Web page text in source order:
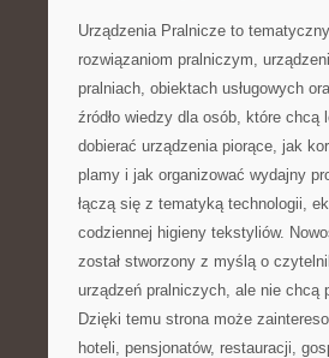
Urządzenia Pralnicze to
rozwiązaniom pralniczym,
pralniach, obiektach usługowych
źródło wiedzy dla osób, które
dobierać urządzenia piorące, jak
plamy i jak organizować wydajny
łączą się z tematyką technologii,
codziennej higieny tekstyliów.
został stworzony z myślą o
urządzeń pralniczych, ale nie chcą
Dzięki temu strona może
hoteli, pensjonatów, restauracji,